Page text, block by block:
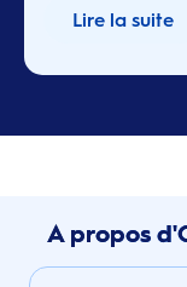
Lire la suite
A propos